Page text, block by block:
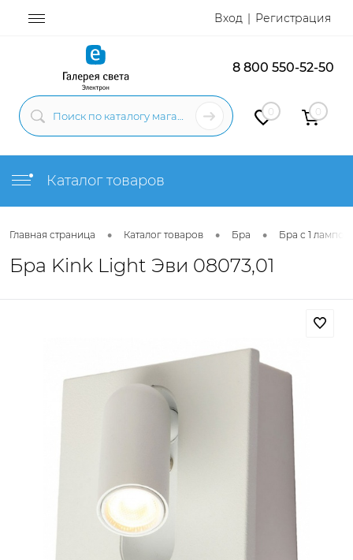
Вход Регистрация
8 800 550-52-50
0 0
Каталог товаров
Главная страница • Каталог товаров • Бра • Бра с 1 лампой
Бра Kink Light Эви 08073,01